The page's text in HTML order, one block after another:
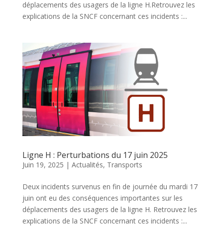
déplacements des usagers de la ligne H.Retrouvez les
explications de la SNCF concernant ces incidents :...
Ligne H : Perturbations du 17 juin 2025
Juin 19, 2025 | Actualités, Transports
Deux incidents survenus en fin de journée du mardi 17
juin ont eu des conséquences importantes sur les
déplacements des usagers de la ligne H. Retrouvez les
explications de la SNCF concernant ces incidents :...